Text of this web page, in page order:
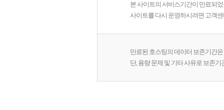
본 사이트의 서비스기간이 만료되
사이트를 다시 운영하시려면 고객
만료된 호스팅의 데이터 보존기간
단, 용량 문제 및 기타 사유로 보존